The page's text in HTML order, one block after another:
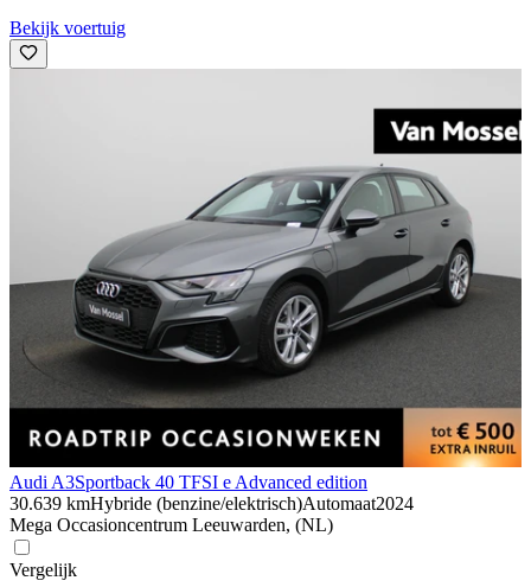
Bekijk voertuig
Audi A3Sportback 40 TFSI e Advanced edition
30.639 kmHybride (benzine/elektrisch)Automaat2024
Mega Occasioncentrum Leeuwarden, (NL)
Vergelijk